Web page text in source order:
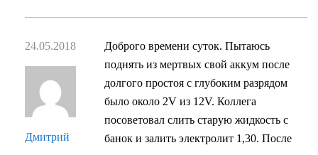
24.05.2018
Дмитрий
Доброго времени суток. Пытаюсь
поднять из мертвых свой аккум после
долгого простоя с глубоким разрядом
было около 2V из 12V. Коллега
посоветовал слить старую жидкость с
банок и залить электролит 1,30. После